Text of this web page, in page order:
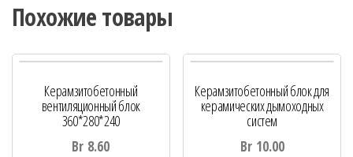
Похожие товары
Керамзитобетонный
вентиляционный блок
360*280*240
Br 8.60
Керамзитобетонный блок для
керамических дымоходных
систем
Br 10.00